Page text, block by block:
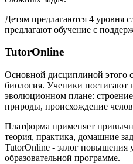
Детям предлагаются 4 уровня
предлагают обучение с
TutorOnline
Основной дисциплиной этого
биология. Ученики постигают
эволюционном плане:
природы, происхождение
Платформа применяет
теория, практика, домашние
TutorOnline - залог повышения
образовательной программе.